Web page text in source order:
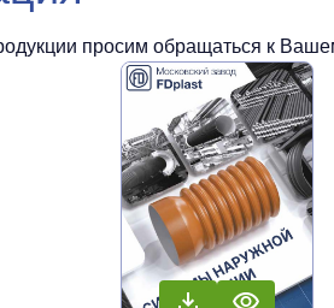
просим обращаться к